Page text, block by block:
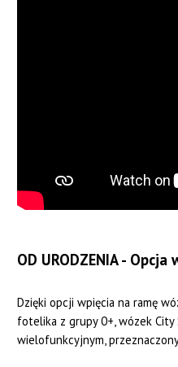
OD URODZENIA -
Dzięki opcji wpięcia na ramę
fotelika z grupy 0+, wózek
wielofunkcyjnym,